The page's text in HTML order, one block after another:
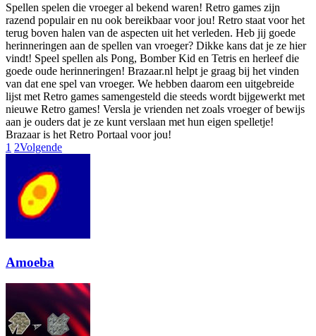
Spellen spelen die vroeger al bekend waren! Retro games zijn
razend populair en nu ook bereikbaar voor jou! Retro staat voor het
terug boven halen van de aspecten uit het verleden. Heb jij goede
herinneringen aan de spellen van vroeger? Dikke kans dat je ze hier
vindt! Speel spellen als Pong, Bomber Kid en Tetris en herleef die
goede oude herinneringen! Brazaar.nl helpt je graag bij het vinden
van dat ene spel van vroeger. We hebben daarom een uitgebreide
lijst met Retro games samengesteld die steeds wordt bijgewerkt met
nieuwe Retro games! Versla je vrienden net zoals vroeger of bewijs
aan je ouders dat je ze kunt verslaan met hun eigen spelletje!
Brazaar is het Retro Portaal voor jou!
1 2Volgende
Amoeba